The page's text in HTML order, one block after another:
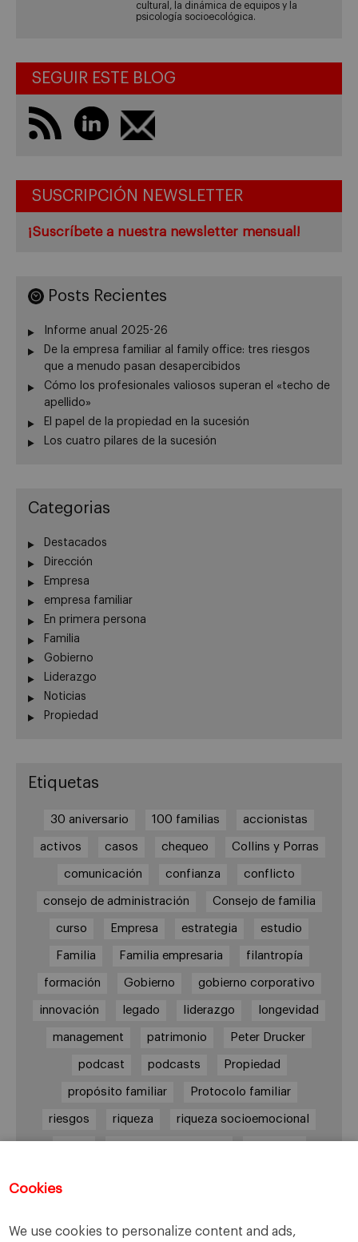
Cookies
We use cookies to personalize content and ads,
cultural, la dinámica de equipos y la
psicología socioecológica.
SEGUIR ESTE BLOG
SUSCRIPCIÓN NEWSLETTER
¡Suscríbete a nuestra newsletter mensual!
Posts Recientes
Informe anual 2025-26
De la empresa familiar al family office: tres riesgos
que a menudo pasan desapercibidos
Cómo los profesionales valiosos superan el «techo de
apellido»
El papel de la propiedad en la sucesión
Los cuatro pilares de la sucesión
Categorias
Destacados
Dirección
Empresa
empresa familiar
En primera persona
Familia
Gobierno
Liderazgo
Noticias
Propiedad
Etiquetas
30 aniversario 100 familias accionistas
activos casos chequeo Collins y Porras
comunicación confianza conflicto
consejo de administración Consejo de familia
curso Empresa estrategia estudio
Familia Familia empresaria filantropía
formación Gobierno gobierno corporativo
innovación legado liderazgo longevidad
management patrimonio Peter Drucker
podcast podcasts Propiedad
propósito familiar Protocolo familiar
riesgos riqueza riqueza socioemocional